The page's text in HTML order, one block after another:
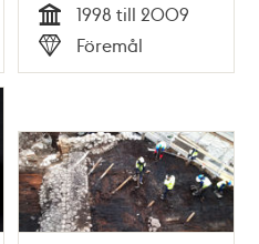
Tid
1998 till 2009
Typ
Föremål